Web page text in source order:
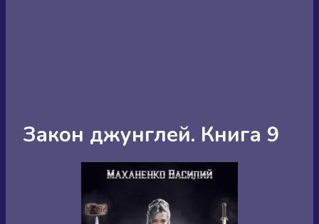
Закон джунглей. Книга 9